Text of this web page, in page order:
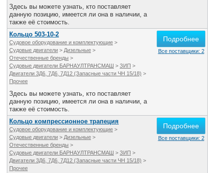
Здесь вы можете узнать, кто поставляет
данную позицию, имеется ли она в наличии, а
также её стоимость.
Кольцо 503-10-2
Судовое оборудование и комплектующие >
Судовые двигатели > Дизельные >
Отечественные бренды >
Судовые двигатели БАРНАУЛТРАНСМАШ > ЗИП >
Двигатели 3Д6, 7Д6, 7Д12 (Запасные части ЧН 15/18) >
Прочее
Здесь вы можете узнать, кто поставляет
данную позицию, имеется ли она в наличии, а
также её стоимость.
Подробнее
Все поставщики: 2
Кольцо компрессионное трапеция
Судовое оборудование и комплектующие >
Судовые двигатели > Дизельные >
Отечественные бренды >
Судовые двигатели БАРНАУЛТРАНСМАШ > ЗИП >
Двигатели 3Д6, 7Д6, 7Д12 (Запасные части ЧН 15/18) >
Прочее
Подробнее
Все поставщики: 2